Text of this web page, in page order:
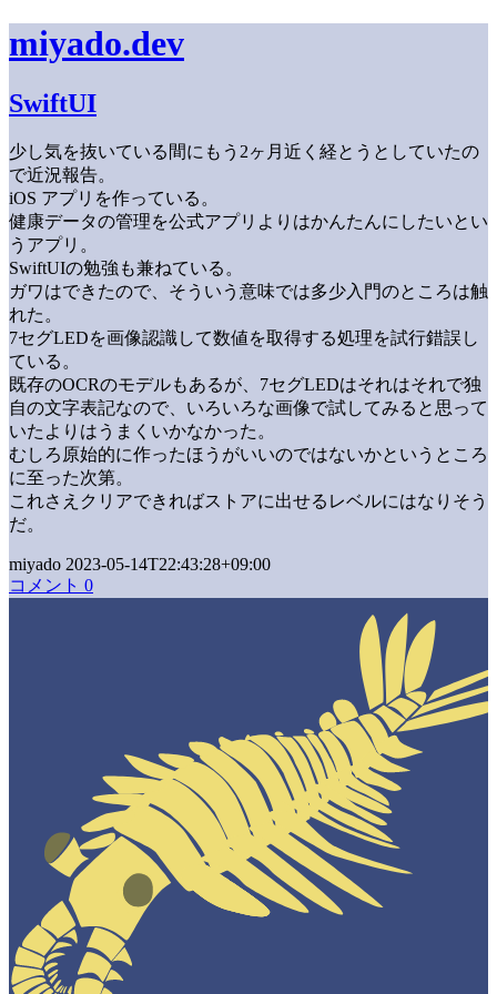
miyado.dev
SwiftUI
少し気を抜いている間にもう2ヶ月近く経とうとしていたの
で近況報告。
iOS アプリを作っている。
健康データの管理を公式アプリよりはかんたんにしたいとい
うアプリ。
SwiftUIの勉強も兼ねている。
ガワはできたので、そういう意味では多少入門のところは触
れた。
7セグLEDを画像認識して数値を取得する処理を試行錯誤し
ている。
既存のOCRのモデルもあるが、7セグLEDはそれはそれで独
自の文字表記なので、いろいろな画像で試してみると思って
いたよりはうまくいかなかった。
むしろ原始的に作ったほうがいいのではないかというところ
に至った次第。
これさえクリアできればストアに出せるレベルにはなりそう
だ。
miyado 2023-05-14T22:43:28+09:00
コメント 0